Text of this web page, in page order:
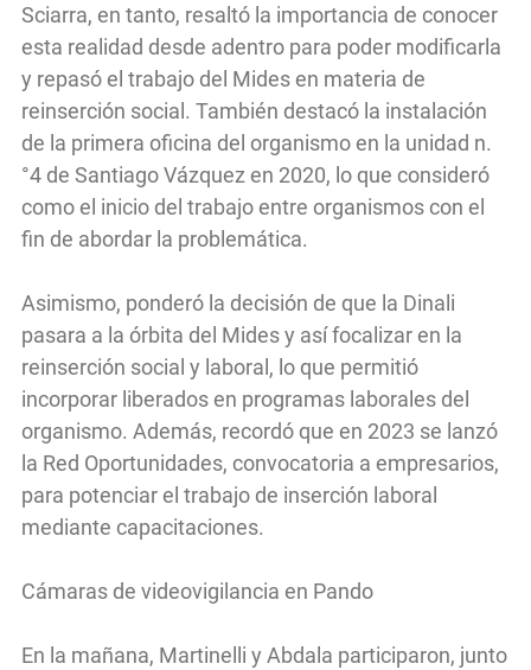
Sciarra, en tanto, resaltó la importancia de conocer
esta realidad desde adentro para poder modificarla
y repasó el trabajo del Mides en materia de
reinserción social. También destacó la instalación
de la primera oficina del organismo en la unidad n.
°4 de Santiago Vázquez en 2020, lo que consideró
como el inicio del trabajo entre organismos con el
fin de abordar la problemática.
Asimismo, ponderó la decisión de que la Dinali
pasara a la órbita del Mides y así focalizar en la
reinserción social y laboral, lo que permitió
incorporar liberados en programas laborales del
organismo. Además, recordó que en 2023 se lanzó
la Red Oportunidades, convocatoria a empresarios,
para potenciar el trabajo de inserción laboral
mediante capacitaciones.
Cámaras de videovigilancia en Pando
En la mañana, Martinelli y Abdala participaron, junto